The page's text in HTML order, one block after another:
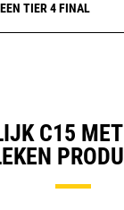
TIER 4 FINAL
C15